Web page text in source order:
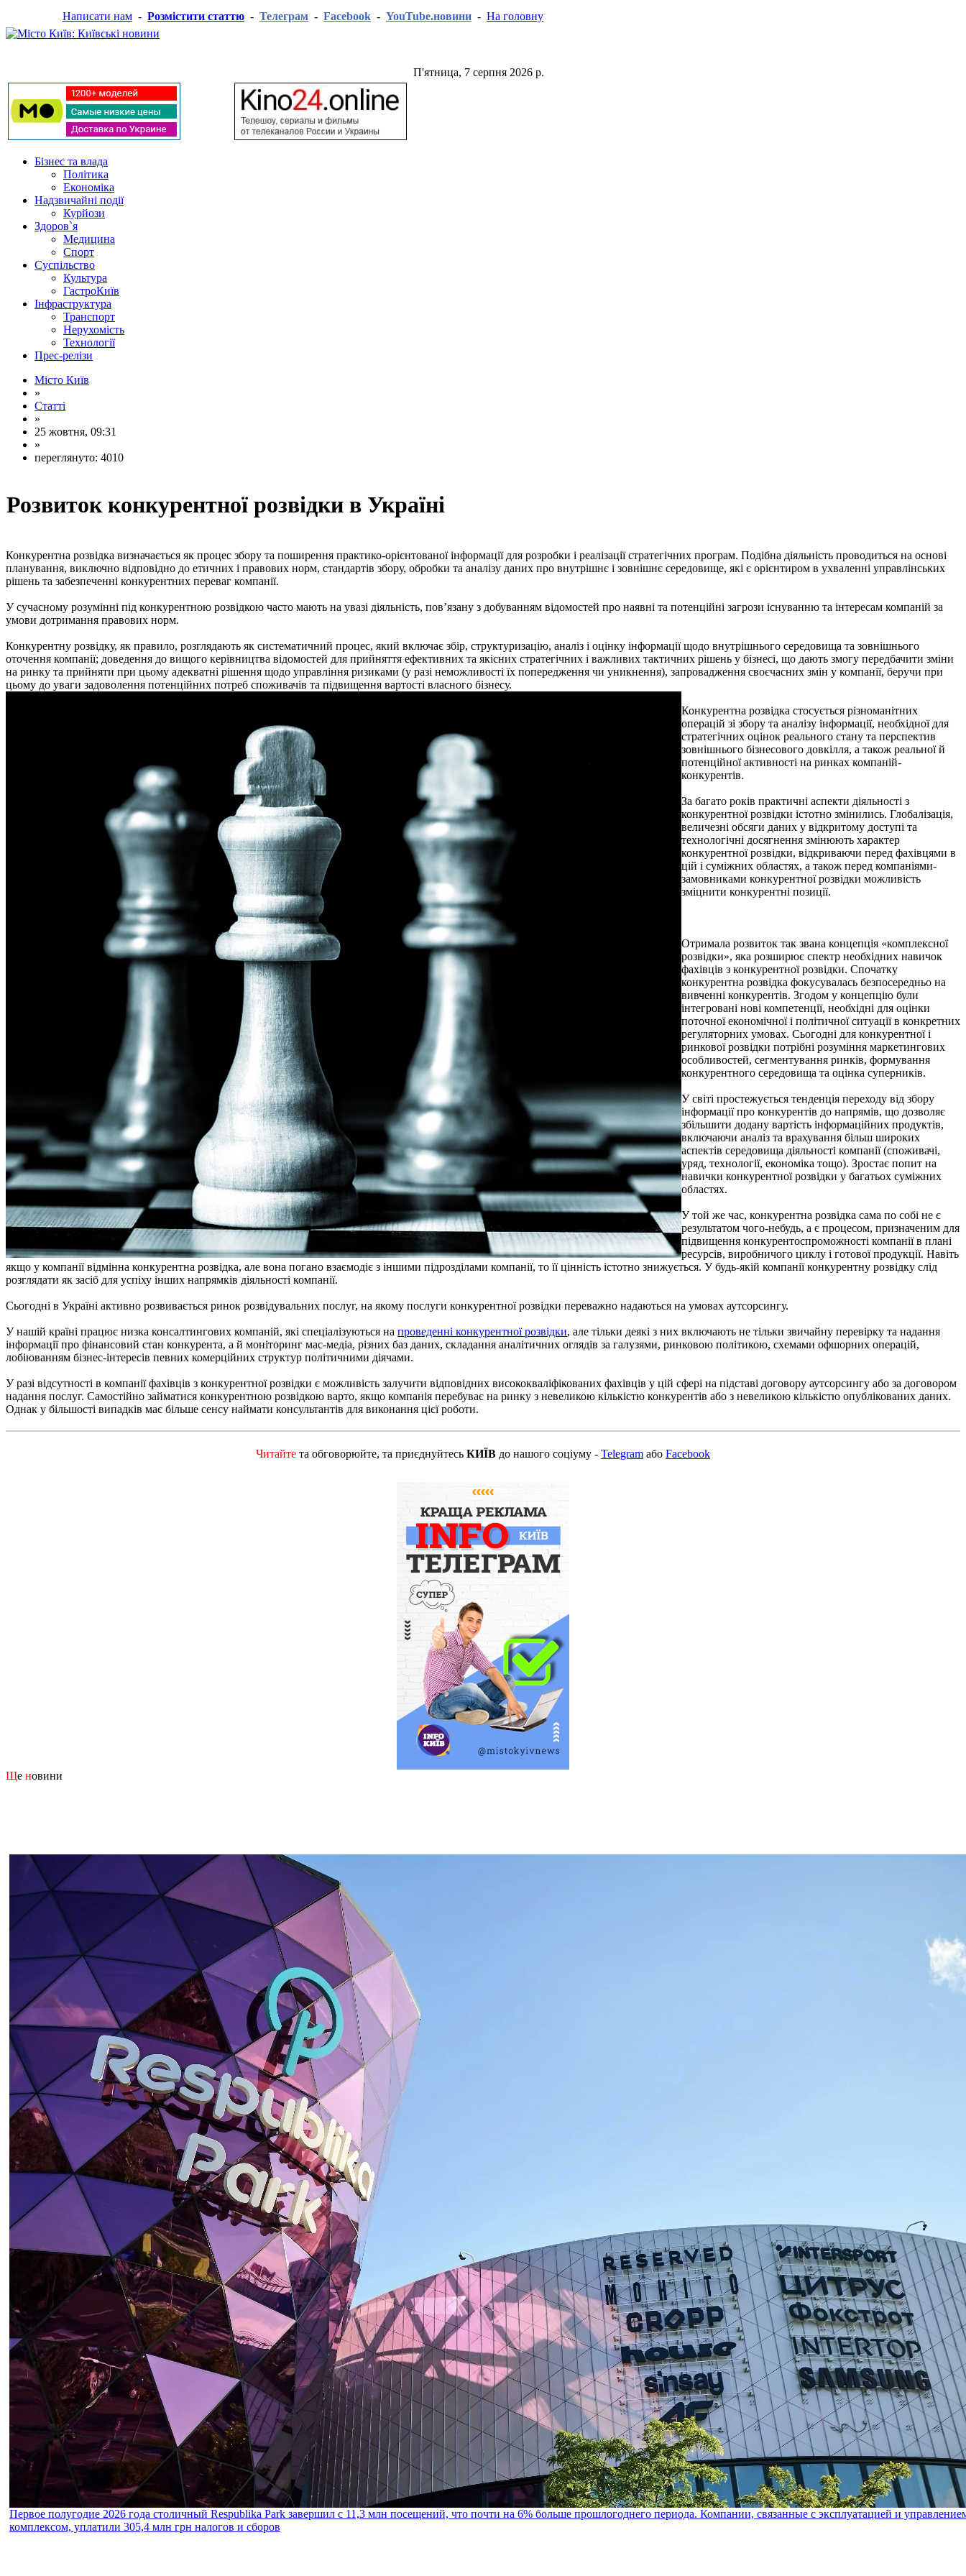
Написати нам - Розмістити статтю - Телеграм - Facebook - YouTube.новини - На головну
П'ятница, 7 серпня 2026 р.
Бізнес та влада
Політика
Економіка
Надзвичайні події
Курйози
Здоров`я
Медицина
Спорт
Суспільство
Культура
ГастроКиїв
Інфраструктура
Транспорт
Нерухомість
Технології
Прес-релізи
Місто Київ
»
Статті
»
25 жовтня, 09:31
»
переглянуто: 4010
Розвиток конкурентної розвідки в Україні
Конкурентна розвідка визначається як процес збору та поширення практико-орієнтованої інформації для розробки і реалізації стратегічних програм. Подібна діяльність проводиться на основі
планування, виключно відповідно до етичних і правових норм, стандартів збору, обробки та аналізу даних про внутрішнє і зовнішнє середовище, які є орієнтиром в ухваленні управлінських
рішень та забезпеченні конкурентних переваг компанії.
У сучасному розумінні під конкурентною розвідкою часто мають на увазі діяльність, пов’язану з добуванням відомостей про наявні та потенційні загрози існуванню та інтересам компаній за
умови дотримання правових норм.
Конкурентну розвідку, як правило, розглядають як систематичний процес, який включає збір, структуризацію, аналіз і оцінку інформації щодо внутрішнього середовища та зовнішнього
оточення компанії; доведення до вищого керівництва відомостей для прийняття ефективних та якісних стратегічних і важливих тактичних рішень у бізнесі, що дають змогу передбачити зміни
на ринку та прийняти при цьому адекватні рішення щодо управління ризиками (у разі неможливості їх попередження чи уникнення), запровадження своєчасних змін у компанії, беручи при
цьому до уваги задоволення потенційних потреб споживачів та підвищення вартості власного бізнесу.
Конкурентна розвідка стосується різноманітних
операцій зі збору та аналізу інформації, необхідної для
стратегічних оцінок реального стану та перспектив
зовнішнього бізнесового довкілля, а також реальної й
потенційної активності на ринках компаній-
конкурентів.
За багато років практичні аспекти діяльності з
конкурентної розвідки істотно змінились. Глобалізація,
величезні обсяги даних у відкритому доступі та
технологічні досягнення змінюють характер
конкурентної розвідки, відкриваючи перед фахівцями в
цій і суміжних областях, а також перед компаніями-
замовниками конкурентної розвідки можливість
зміцнити конкурентні позиції.
Отримала розвиток так звана концепція «комплексної
розвідки», яка розширює спектр необхідних навичок
фахівців з конкурентної розвідки. Cпочатку
конкурентна розвідка фокусувалась безпосередньо на
вивченні конкурентів. Згодом у концепцію були
інтегровані нові компетенції, необхідні для оцінки
поточної економічної і політичної ситуації в конкретних
регуляторних умовах. Сьогодні для конкурентної і
ринкової розвідки потрібні розуміння маркетингових
особливостей, сегментування ринків, формування
конкурентного середовища та оцінка суперників.
У світі простежується тенденція переходу від збору
інформації про конкурентів до напрямів, що дозволяє
збільшити додану вартість інформаційних продуктів,
включаючи аналіз та врахування більш широких
аспектів середовища діяльності компанії (споживачі,
уряд, технології, економіка тощо). Зростає попит на
навички конкурентної розвідки у багатьох суміжних
областях.
У той же час, конкурентна розвідка сама по собі не є
результатом чого-небудь, а є процесом, призначеним для
підвищення конкурентоспроможності компанії в плані
ресурсів, виробничого циклу і готової продукції. Навіть
якщо у компанії відмінна конкурентна розвідка, але вона погано взаємодіє з іншими підрозділами компанії, то її цінність істотно знижується. У будь-якій компанії конкурентну розвідку слід
розглядати як засіб для успіху інших напрямків діяльності компанії.
Сьогодні в Україні активно розвивається ринок розвідувальних послуг, на якому послуги конкурентної розвідки переважно надаються на умовах аутсорсингу.
У нашій країні працює низка консалтингових компаній, які спеціалізуються на проведенні конкурентної розвідки, але тільки деякі з них включають не тільки звичайну перевірку та надання
інформації про фінансовий стан конкурента, а й моніторинг мас-медіа, різних баз даних, складання аналітичних оглядів за галузями, ринковою політикою, схемами офшорних операцій,
лобіюванням бізнес-інтересів певних комерційних структур політичними діячами.
У разі відсутності в компанії фахівців з конкурентної розвідки є можливість залучити відповідних висококваліфікованих фахівців у цій сфері на підставі договору аутсорсингу або за договором
надання послуг. Самостійно займатися конкурентною розвідкою варто, якщо компанія перебуває на ринку з невеликою кількістю конкурентів або з невеликою кількістю опублікованих даних.
Однак у більшості випадків має більше сенсу наймати консультантів для виконання цієї роботи.
Читайте та обговорюйте, та приєднуйтесь КИЇВ до нашого соціуму - Telegram або Facebook
Ще новини
Первое полугодие 2026 года столичный Respublika Park завершил с 11,3 млн посещений, что почти на 6% больше прошлогоднего периода. Компании, связанные с эксплуатацией и
комплексом, уплатили 305,4 млн грн налогов и сборов